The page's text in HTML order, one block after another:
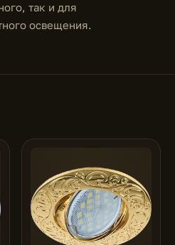
так и для
освещения.